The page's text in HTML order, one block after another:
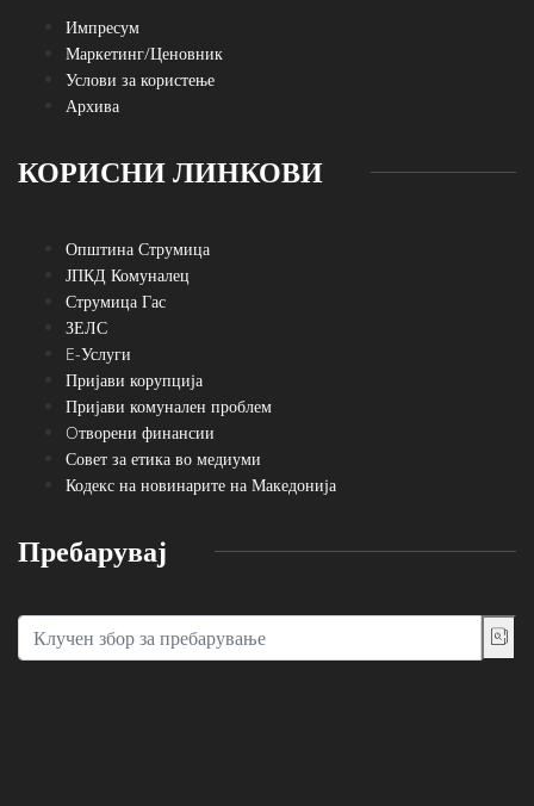
Импресум
Маркетинг/Ценовник
Услови за користење
Архива
КОРИСНИ ЛИНКОВИ
Општина Струмица
ЈПКД Комуналец
Струмица Гас
ЗЕЛС
E-Услуги
Пријави корупција
Пријави комунален проблем
Oтворени финансии
Совет за етика во медиуми
Кодекс на новинарите на Македонија
Пребарувај